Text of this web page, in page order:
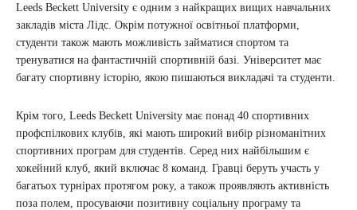
Leeds Beckett University є одним з найкращих вищих навчальних
закладів міста Лідс. Окрім потужної освітньої платформи,
студенти також мають можливість займатися спортом та
тренуватися на фантастичній спортивній базі. Університет має
багату спортивну історію, якою пишаються викладачі та студенти.
Крім того, Leeds Beckett University має понад 40 спортивних
профспілкових клубів, які мають широкий вибір різноманітних
спортивних програм для студентів. Серед них найбільшим є
хокейний клуб, який включає 8 команд. Гравці беруть участь у
багатьох турнірах протягом року, а також проявляють активність
поза полем, просуваючи позитивну соціальну програму та